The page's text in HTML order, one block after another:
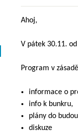
Ahoj,
V pátek 30.11.
Program v
informace o
info k bunkru,
plány do
diskuze